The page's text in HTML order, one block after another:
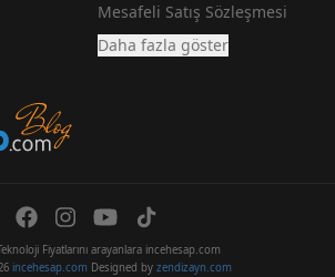
Mesafeli Satış Sözleşmesi
Daha fazla göster
Fiyatlarını arayanlara incehesap.com
incehesap.comDesigned by zendizayn.com